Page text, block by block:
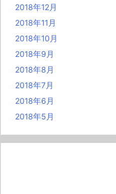
2018年12月
2018年11月
2018年10月
2018年9月
2018年8月
2018年7月
2018年6月
2018年5月